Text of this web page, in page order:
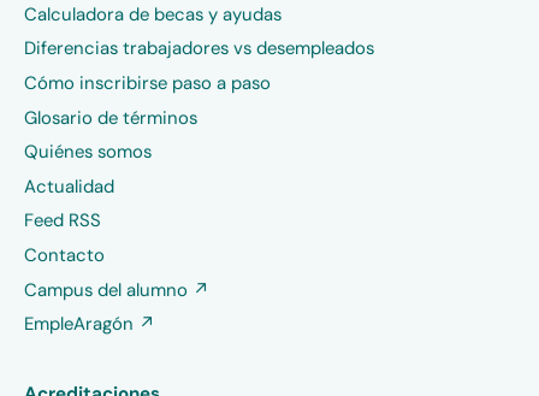
Calculadora de becas y ayudas
Diferencias trabajadores vs desempleados
Cómo inscribirse paso a paso
Glosario de términos
Quiénes somos
Actualidad
Feed RSS
Contacto
Campus del alumno ↗
EmpleAragón ↗